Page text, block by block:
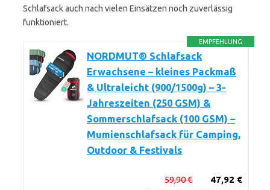
Schlafsack auch nach vielen Einsätzen noch zuverlässig
funktioniert.
EMPFEHLUNG
NORDMUT® Schlafsack
Erwachsene – kleines Packmaß
& Ultraleicht (900/1500g) – 3-
Jahreszeiten (250 GSM) &
Sommerschlafsack (100 GSM) –
Mumienschlafsack für Camping,
Outdoor & Festivals
47,92 €
59,90 €